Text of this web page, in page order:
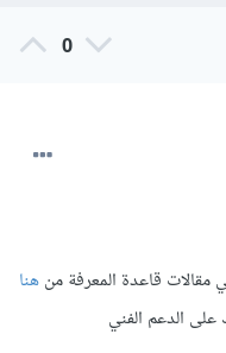
0
قاعدة المعرفة منهنا
الدعم الفني